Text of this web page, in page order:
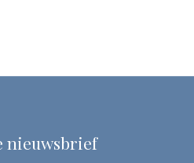
nieuwsbrief